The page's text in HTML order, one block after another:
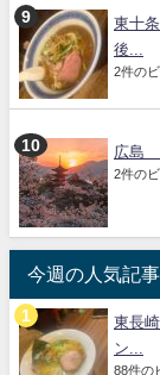
東十
後...
2件の
広島
2件の
今週の人気記事
東長
ン...
88件の